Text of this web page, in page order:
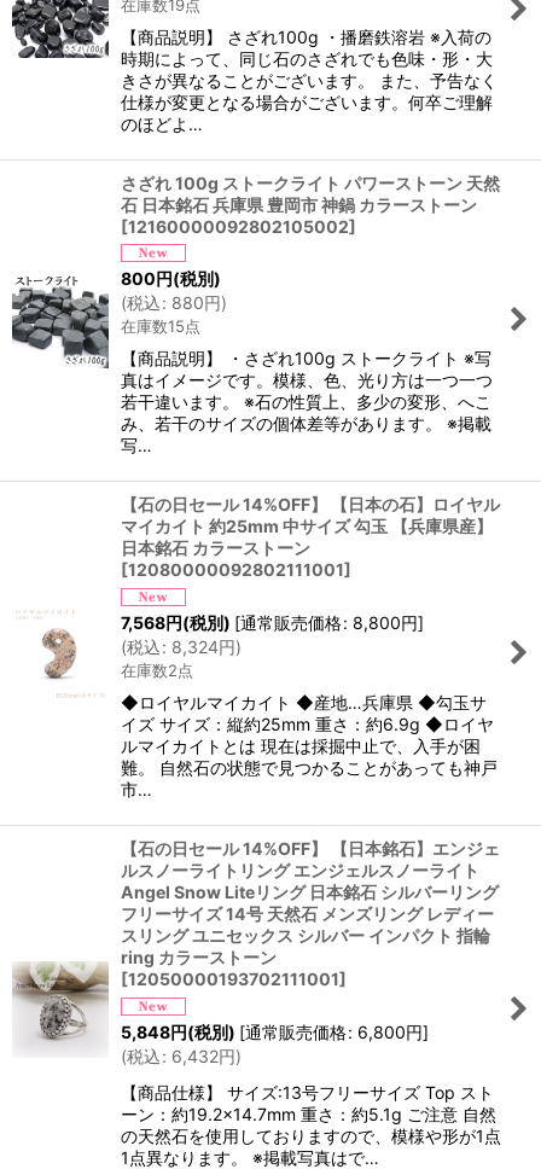
在庫数19点
【商品説明】 さざれ100g ・播磨鉄溶岩 ※入荷の
時期によって、同じ石のさざれでも色味・形・大
きさが異なることがございます。 また、予告なく
仕様が変更となる場合がございます。何卒ご理解
のほどよ…
さざれ 100g ストークライト パワーストーン 天然
石 日本銘石 兵庫県 豊岡市 神鍋 カラーストーン
[12160000092802105002]
800円(税別)
(税込: 880円)
在庫数15点
【商品説明】 ・さざれ100g ストークライト ※写
真はイメージです。模様、色、光り方は一つ一つ
若干違います。 ※石の性質上、多少の変形、へこ
み、若干のサイズの個体差等があります。 ※掲載
写…
【石の日セール 14%OFF】 【日本の石】ロイヤル
マイカイト 約25mm 中サイズ 勾玉 【兵庫県産】
日本銘石 カラーストーン
[12080000092802111001]
7,568円(税別) [通常販売価格: 8,800円]
(税込: 8,324円)
在庫数2点
◆ロイヤルマイカイト ◆産地…兵庫県 ◆勾玉サ
イズ サイズ：縦約25mm 重さ：約6.9g ◆ロイヤ
ルマイカイトとは 現在は採掘中止で、入手が困
難。 自然石の状態で見つかることがあっても神戸
市…
【石の日セール 14%OFF】 【日本銘石】エンジェ
ルスノーライトリング エンジェルスノーライト
Angel Snow Liteリング 日本銘石 シルバーリング
フリーサイズ 14号 天然石 メンズリング レディー
スリング ユニセックス シルバー インパクト 指輪
ring カラーストーン
[12050000193702111001]
5,848円(税別) [通常販売価格: 6,800円]
(税込: 6,432円)
【商品仕様】 サイズ:13号フリーサイズ Top スト
ーン：約19.2×14.7mm 重さ：約5.1g ご注意 自然
の天然石を使用しておりますので、模様や形が1点
1点異なります。 ※掲載写真はで…